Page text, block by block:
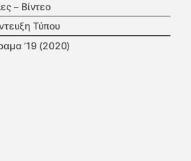
– Βίντεο
Τύπου
’19 (2020)